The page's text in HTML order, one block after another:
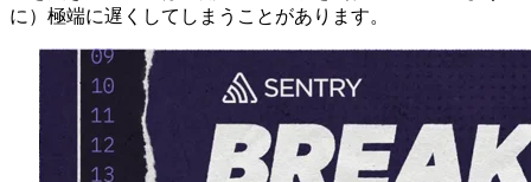
に）極端に遅くしてしまうことがあります。